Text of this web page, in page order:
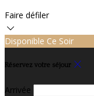
Faire défiler
Disponible Ce Soir
Réservez votre séjour
Arrivée